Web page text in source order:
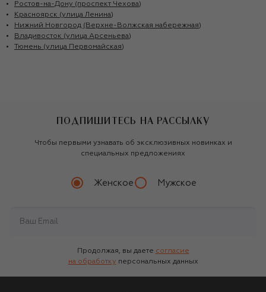
Ростов-на-Дону (проспект Чехова)
Красноярск (улица Ленина)
Нижний Новгород (Верхне-Волжская набережная)
Владивосток (улица Арсеньева)
Тюмень (улица Первомайская)
ПОДПИШИТЕСЬ НА РАССЫЛКУ
Чтобы первыми узнавать об эксклюзивных новинках и
специальных предложениях
Женское Мужское
Продолжая, вы даете согласие
на обработку персональных данных